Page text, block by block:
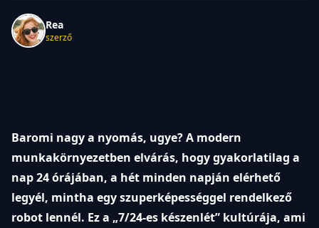
Rea
szerző
Baromi nagy a nyomás, ugye? A modern
munkakörnyezetben elvárás, hogy gyakorlatilag a
nap 24 órájában, a hét minden napján elérhető
legyél, mintha egy szuperképességgel rendelkező
robot lennél. Ez a „7/24-es készenlét” kultúrája, ami